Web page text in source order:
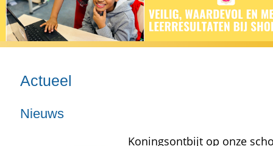
Actueel
Nieuws
Koningsontbijt op onze